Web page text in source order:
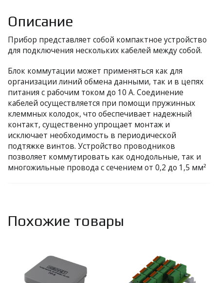
Описание
Прибор представляет собой компактное устройство
для подключения нескольких кабелей между собой.
Блок коммутации может применяться как для
организации линий обмена данными, так и в цепях
питания с рабочим током до 10 А. Соединение
кабелей осуществляется при помощи пружинных
клеммных колодок, что обеспечивает надежный
контакт, существенно упрощает монтаж и
исключает необходимость в периодической
подтяжке винтов. Устройство проводников
позволяет коммутировать как однодольные, так и
многожильные провода с сечением от 0,2 до 1,5 мм²
Похожие товары